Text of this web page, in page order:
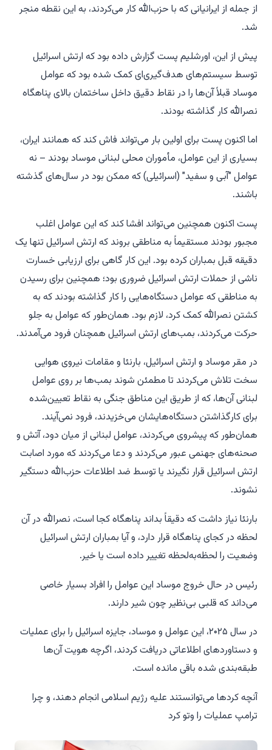
از جمله از ایرانیانی که با حزب‌الله کار می‌کردند، به این نقطه منجر
شد.
پیش از این، اورشلیم پست گزارش داده بود که ارتش اسرائیل
توسط سیستم‌های هدف‌گیری‌ای کمک شده بود که عوامل
موساد قبلاً آن‌ها را در نقاط دقیق داخل ساختمان بالای پناهگاه
نصرالله کار گذاشته بودند.
اما اکنون پست برای اولین بار می‌تواند فاش کند که همانند ایران،
بسیاری از این عوامل، مأموران محلی لبنانی موساد بودند – نه
عوامل "آبی و سفید" (اسرائیلی) که ممکن بود در سال‌های گذشته
باشند.
پست اکنون همچنین می‌تواند افشا کند که این عوامل اغلب
مجبور بودند مستقیماً به مناطقی بروند که ارتش اسرائیل تنها یک
دقیقه قبل بمباران کرده بود. این کار گاهی برای ارزیابی خسارت
ناشی از حملات ارتش اسرائیل ضروری بود؛ همچنین برای رسیدن
به مناطقی که عوامل دستگاه‌هایی را کار گذاشته بودند که به
کشتن نصرالله کمک کرد، لازم بود. همان‌طور که عوامل به جلو
حرکت می‌کردند، بمب‌های ارتش اسرائیل همچنان فرود می‌آمدند.
در مقر موساد و ارتش اسرائیل، بارنئا و مقامات نیروی هوایی
سخت تلاش می‌کردند تا مطمئن شوند بمب‌ها بر روی عوامل
لبنانی آن‌ها، که از طریق این مناطق جنگی به نقاط تعیین‌شده
برای کارگذاشتن دستگاه‌هایشان می‌خزیدند، فرود نمی‌آیند.
همان‌طور که پیشروی می‌کردند، عوامل لبنانی از میان دود، آتش و
صحنه‌های جهنمی عبور می‌کردند و دعا می‌کردند که مورد اصابت
ارتش اسرائیل قرار نگیرند یا توسط ضد اطلاعات حزب‌الله دستگیر
نشوند.
بارنئا نیاز داشت که دقیقاً بداند پناهگاه کجا است، نصرالله در آن
لحظه در کجای پناهگاه قرار دارد، و آیا بمباران ارتش اسرائیل
وضعیت را لحظه‌به‌لحظه تغییر داده است یا خیر.
رئیس در حال خروج موساد این عوامل را افراد بسیار خاصی
می‌داند که قلبی بی‌نظیر چون شیر دارند.
در سال ۲۰۲۵، این عوامل و موساد، جایزه اسرائیل را برای عملیات
و دستاوردهای اطلاعاتی دریافت کردند، اگرچه هویت آن‌ها
طبقه‌بندی شده باقی مانده است.
آنچه کردها می‌توانستند علیه رژیم اسلامی انجام دهند، و چرا
ترامپ عملیات را وتو کرد